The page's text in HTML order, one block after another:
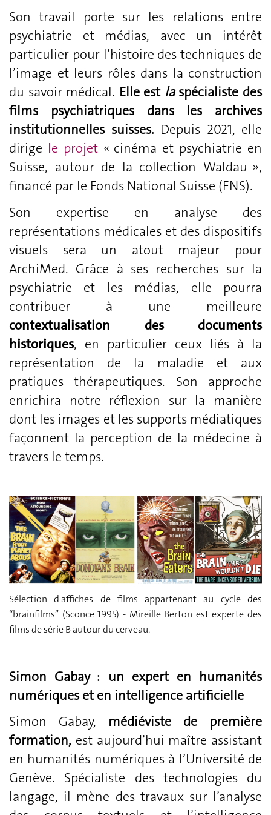
Son travail porte sur les relations entre
psychiatrie et médias, avec un intérêt
particulier pour l’histoire des techniques de
l’image et leurs rôles dans la construction
du savoir médical. Elle est laspécialiste des
films psychiatriques dans les archives
institutionnelles suisses. Depuis 2021, elle
dirige le projet « cinéma et psychiatrie en
Suisse, autour de la collection Waldau »,
financé par le Fonds National Suisse (FNS).
Son expertise en analyse des
représentations médicales et des dispositifs
visuels sera un atout majeur pour
ArchiMed. Grâce à ses recherches sur la
psychiatrie et les médias, elle pourra
contribuer à une meilleure
contextualisation des documents
historiques, en particulier ceux liés à la
représentation de la maladie et aux
pratiques thérapeutiques. Son approche
enrichira notre réflexion sur la manière
dont les images et les supports médiatiques
façonnent la perception de la médecine à
travers le temps.
Sélection d'affiches de films appartenant au cycle des
“brainfilms” (Sconce 1995) - Mireille Berton est experte des
films de série B autour du cerveau.
Simon Gabay : un expert en humanités
numériques et en intelligence artificielle
Simon Gabay, médiéviste de première
formation, est aujourd’hui maître assistant
en humanités numériques à l’Université de
Genève. Spécialiste des technologies du
langage, il mène des travaux sur l’analyse